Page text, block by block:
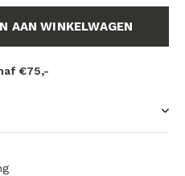
AAN WINKELWAGEN
€75,-